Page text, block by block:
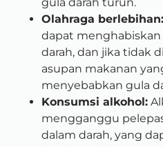
Olahraga berlebihan:
dapat
darah, dan jika tidak
asupan makanan
menyebabkan gula
Konsumsi alkohol:
mengganggu
dalam darah, yang